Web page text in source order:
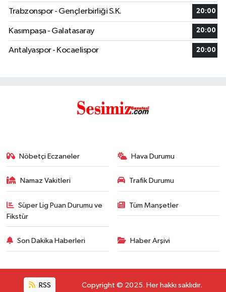
Trabzonspor - Gençlerbirliği S.K. 20:00
Kasımpaşa - Galatasaray 20:00
Antalyaspor - Kocaelispor 20:00
Nöbetçi Eczaneler Hava Durumu
Namaz Vakitleri Trafik Durumu
Süper Lig Puan Durumu ve
Fikstür
Tüm Manşetler
Son Dakika Haberleri Haber Arşivi
RSS Copyright © 2025. Her hakkı saklıdır.